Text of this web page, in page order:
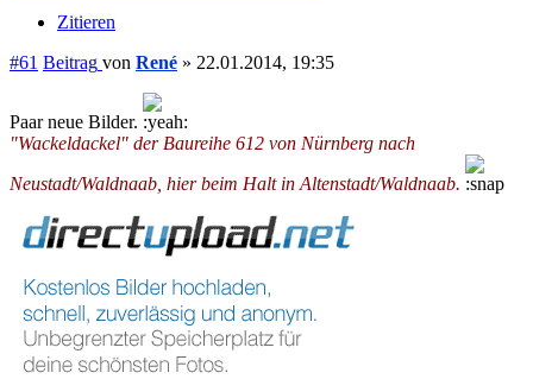
Zitieren
#61 Beitrag von René » 22.01.2014, 19:35
Paar neue Bilder.
"Wackeldackel" der Baureihe 612 von Nürnberg nach
Neustadt/Waldnaab, hier beim Halt in Altenstadt/Waldnaab.